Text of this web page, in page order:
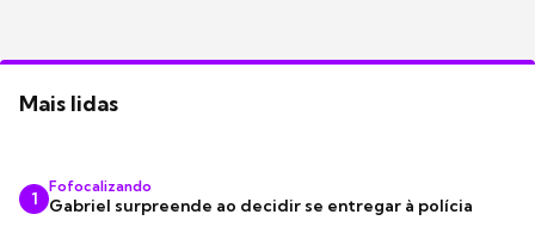
Mais lidas
1
Fofocalizando
Gabriel surpreende ao decidir se entregar à polícia